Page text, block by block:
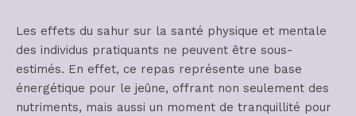
Les effets du sahur sur la santé physique et mentale
des individus pratiquants ne peuvent être sous-
estimés. En effet, ce repas représente une base
énergétique pour le jeûne, offrant non seulement des
nutriments, mais aussi un moment de tranquillité pour